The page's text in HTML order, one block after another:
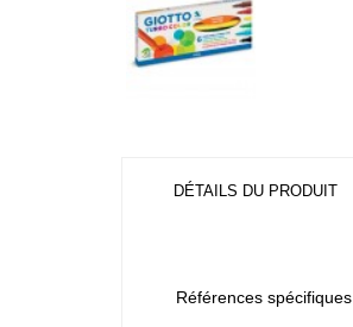
DÉTAILS DU PRODUIT
Références spécifiques